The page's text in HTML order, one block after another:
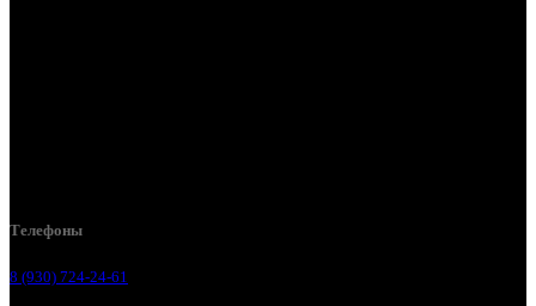
Телефоны
8 (930) 724-24-61